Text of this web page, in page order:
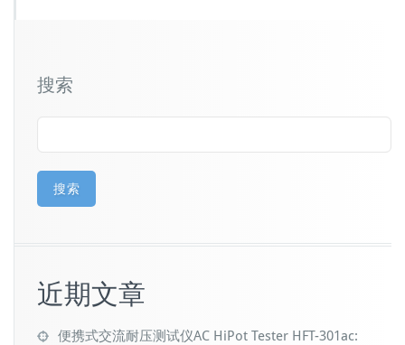
搜索
搜索
近期文章
便携式交流耐压测试仪AC HiPot Tester HFT-301ac: